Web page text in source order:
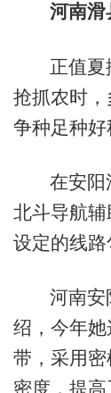
河南滑
正值夏
抢抓农时
争种足种好
在安阳
北斗导航
设定的线路
河南安
绍，今年
带，采用
密度，提